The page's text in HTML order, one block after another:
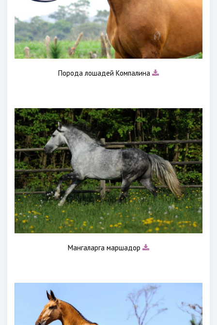
Порода лошадей Компалина
Мангаларга маршадор